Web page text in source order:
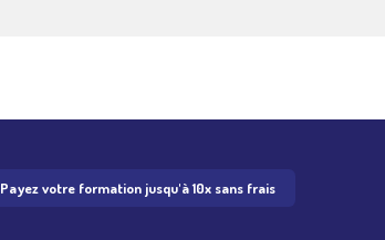
Payez votre formation jusqu'à 10x sans frais